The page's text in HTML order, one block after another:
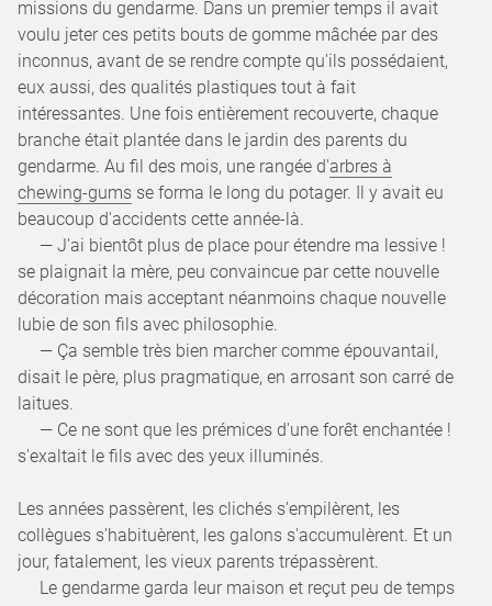
missions du gendarme. Dans un premier temps il avait
voulu jeter ces petits bouts de gomme mâchée par des
inconnus, avant de se rendre compte qu'ils possédaient,
eux aussi, des qualités plastiques tout à fait
intéressantes. Une fois entièrement recouverte, chaque
branche était plantée dans le jardin des parents du
gendarme. Au fil des mois, une rangée d'arbres à
chewing-gums se forma le long du potager. Il y avait eu
beaucoup d'accidents cette année-là.
— J'ai bientôt plus de place pour étendre ma lessive !
se plaignait la mère, peu convaincue par cette nouvelle
décoration mais acceptant néanmoins chaque nouvelle
lubie de son fils avec philosophie.
— Ça semble très bien marcher comme épouvantail,
disait le père, plus pragmatique, en arrosant son carré de
laitues.
— Ce ne sont que les prémices d'une forêt enchantée !
s'exaltait le fils avec des yeux illuminés.
Les années passèrent, les clichés s'empilèrent, les
collègues s'habituèrent, les galons s'accumulèrent. Et un
jour, fatalement, les vieux parents trépassèrent.
Le gendarme garda leur maison et reçut peu de temps